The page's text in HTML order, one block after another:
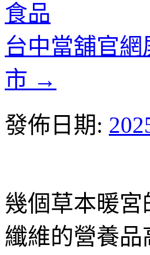
食品
台中當舖官
市 →
發佈日期:
幾個草本暖宮
纖維的營養品